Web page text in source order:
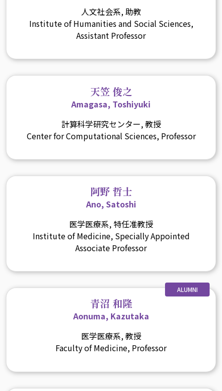
人文社会系, 助教
Institute of Humanities and Social Sciences,
Assistant Professor
天笠 俊之
Amagasa, Toshiyuki
計算科学研究センター, 教授
Center for Computational Sciences, Professor
阿野 哲士
Ano, Satoshi
医学医療系, 特任准教授
Institute of Medicine, Specially Appointed
Associate Professor
ALUMNI
青沼 和隆
Aonuma, Kazutaka
医学医療系, 教授
Faculty of Medicine, Professor